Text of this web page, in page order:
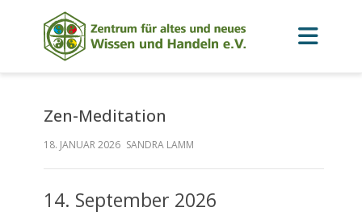
Zen-Meditation
18. JANUAR 2026 SANDRA LAMM
14. September 2026